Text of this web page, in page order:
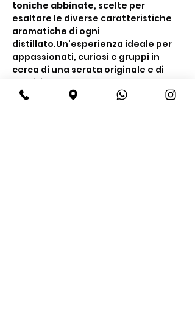
toniche abbinate, scelte per
esaltare le diverse caratteristiche
aromatiche di ogni
distillato.Un’esperienza ideale per
appassionati, curiosi e gruppi in
cerca di una serata originale e di
qualità.
Cosa include la